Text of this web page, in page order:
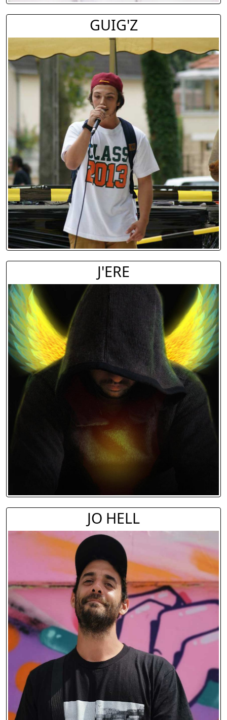
GUIG'Z
J'ERE
JO HELL